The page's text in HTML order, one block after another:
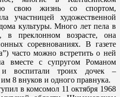
свою жизнь со спортом,
участницей художественной
культуры. Много лет пела в
преклонном возрасте, она
соревнованиях. В газете
часто можно встретить о ней
вместе с супругом Романом
и воспитали троих дочек –
8 внуков и одного правнука.
в комсомол 11 октября 1968